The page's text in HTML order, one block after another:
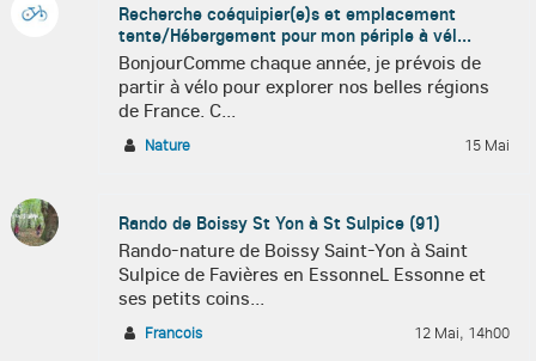
Recherche coéquipier(e)s et emplacement
tente/Hébergement pour mon périple à vél...
BonjourComme chaque année, je prévois de
partir à vélo pour explorer nos belles régions
de France. C...
Nature 15 Mai
Rando de Boissy St Yon à St Sulpice (91)
Rando-nature de Boissy Saint-Yon à Saint
Sulpice de Favières en EssonneL Essonne et
ses petits coins...
Francois 12 Mai, 14h00